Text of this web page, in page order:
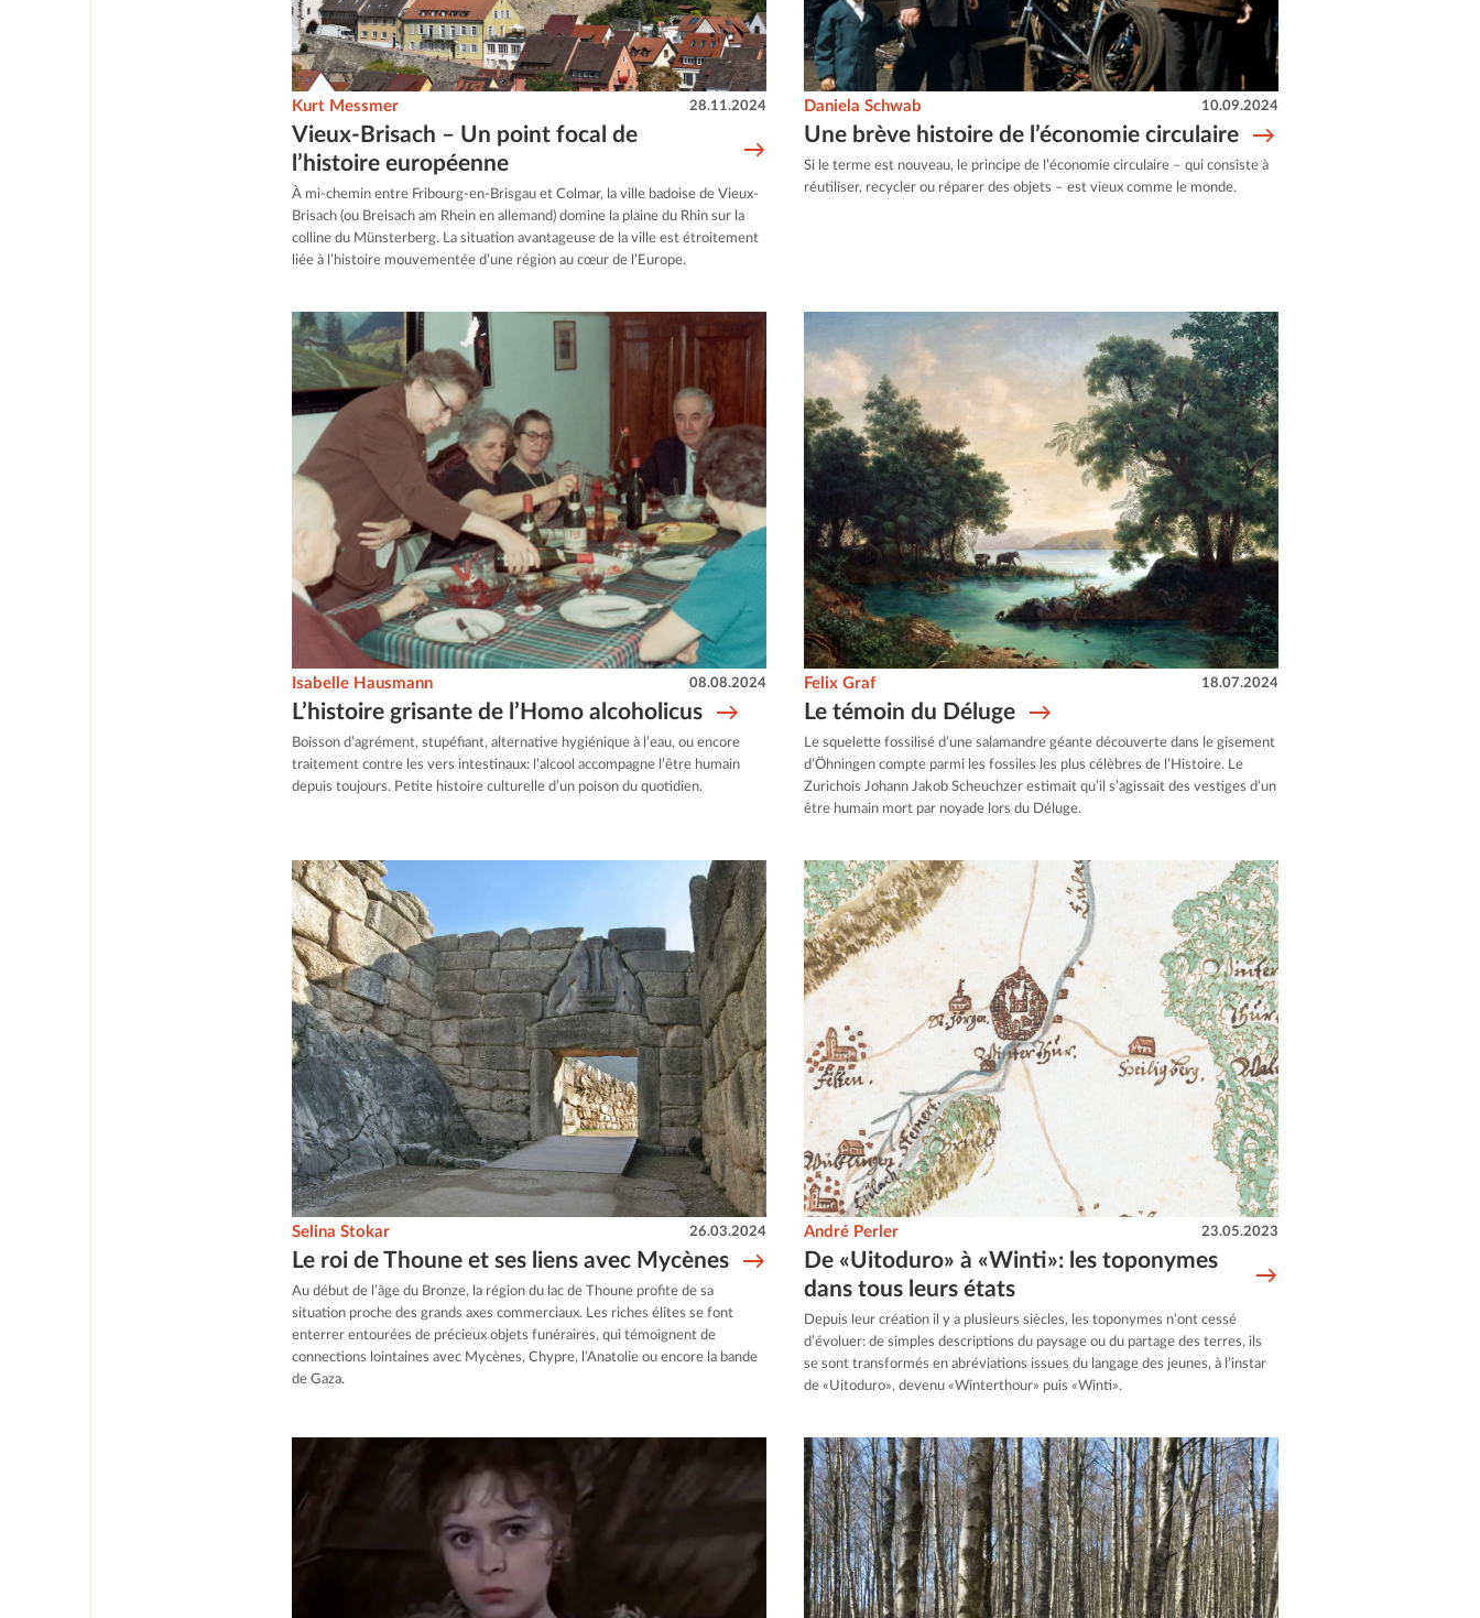
Vieux-Brisach – Un point focal de
l’histoire européenne
Kurt Messmer 28.11.2024
À mi-chemin entre Fribourg-en-Brisgau et Colmar, la ville badoise de Vieux-
Brisach (ou Breisach am Rhein en allemand) domine la plaine du Rhin sur la
colline du Münsterberg. La situation avantageuse de la ville est étroitement
liée à l’histoire mouvementée d’une région au cœur de l’Europe.
Une brève histoire de l’économie circulaire
Daniela Schwab 10.09.2024
Si le terme est nouveau, le principe de l’économie circulaire – qui consiste à
réutiliser, recycler ou réparer des objets – est vieux comme le monde.
L’histoire grisante de l’Homo alcoholicus
Isabelle Hausmann 08.08.2024
Boisson d’agrément, stupéfiant, alternative hygiénique à l’eau, ou encore
traitement contre les vers intestinaux: l’alcool accompagne l’être humain
depuis toujours. Petite histoire culturelle d’un poison du quotidien.
Le témoin du Déluge
Felix Graf 18.07.2024
Le squelette fossilisé d’une salamandre géante découverte dans le gisement
d’Öhningen compte parmi les fossiles les plus célèbres de l’Histoire. Le
Zurichois Johann Jakob Scheuchzer estimait qu’il s’agissait des vestiges d’un
être humain mort par noyade lors du Déluge.
Le roi de Thoune et ses liens avec Mycènes
Selina Stokar 26.03.2024
Au début de l’âge du Bronze, la région du lac de Thoune profite de sa
situation proche des grands axes commerciaux. Les riches élites se font
enterrer entourées de précieux objets funéraires, qui témoignent de
connections lointaines avec Mycènes, Chypre, l’Anatolie ou encore la bande
de Gaza.
De «Uitoduro» à «Winti»: les toponymes
dans tous leurs états
André Perler 23.05.2023
Depuis leur création il y a plusieurs siècles, les toponymes n’ont cessé
d’évoluer: de simples descriptions du paysage ou du partage des terres, ils
se sont transformés en abréviations issues du langage des jeunes, à l’instar
de «Uitoduro», devenu «Winterthour» puis «Winti».